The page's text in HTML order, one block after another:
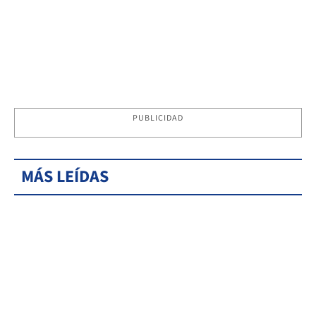
PUBLICIDAD
MÁS LEÍDAS